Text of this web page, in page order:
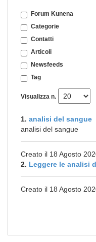
Forum Kunena
Categorie
Contatti
Articoli
Newsfeeds
Tag
Visualizza n.
1. analisi del sangue
analisi del sangue
Creato il 18 Agosto
2. Leggere le analisi
Creato il 18 Agosto